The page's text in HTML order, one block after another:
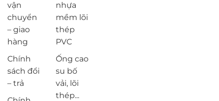
vận
chuyển
– giao
hàng
Chính
sách đổi
– trả
nhựa
mềm lõi
thép
PVC
Ống cao
su bố
vải, lõi
thép...